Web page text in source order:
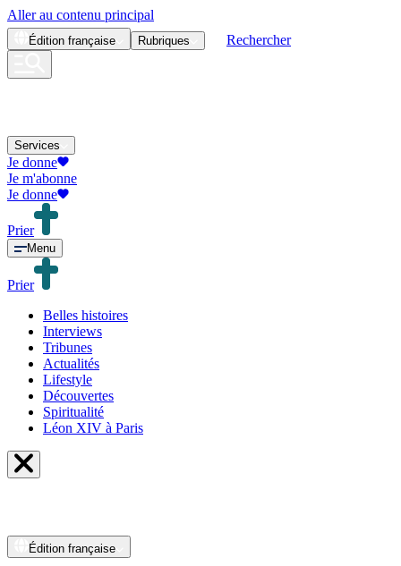
Aller au contenu principal
Édition française Rubriques Rechercher
Services
Je donne
Je m'abonne
Je donne
Prier
Menu
Prier
Belles histoires
Interviews
Tribunes
Actualités
Lifestyle
Découvertes
Spiritualité
Léon XIV à Paris
Édition française